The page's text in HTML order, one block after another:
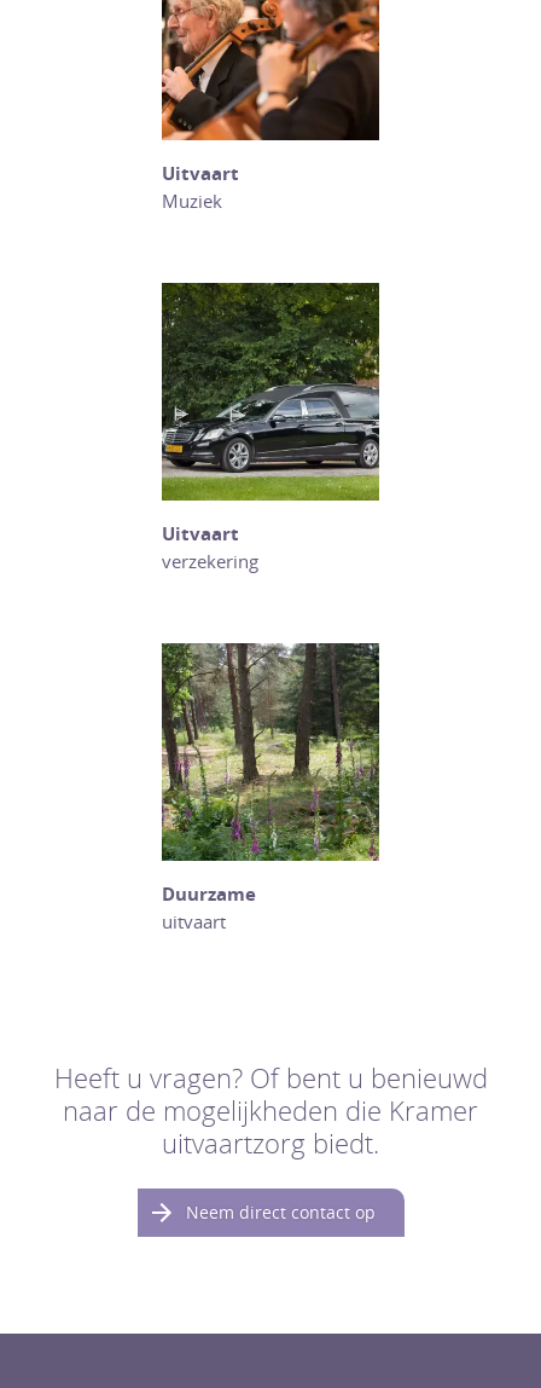
Uitvaart
Muziek
Uitvaart
verzekering
Duurzame
uitvaart
Heeft u vragen? Of bent u benieuwd
naar de mogelijkheden die Kramer
uitvaartzorg biedt.
Neem direct contact op